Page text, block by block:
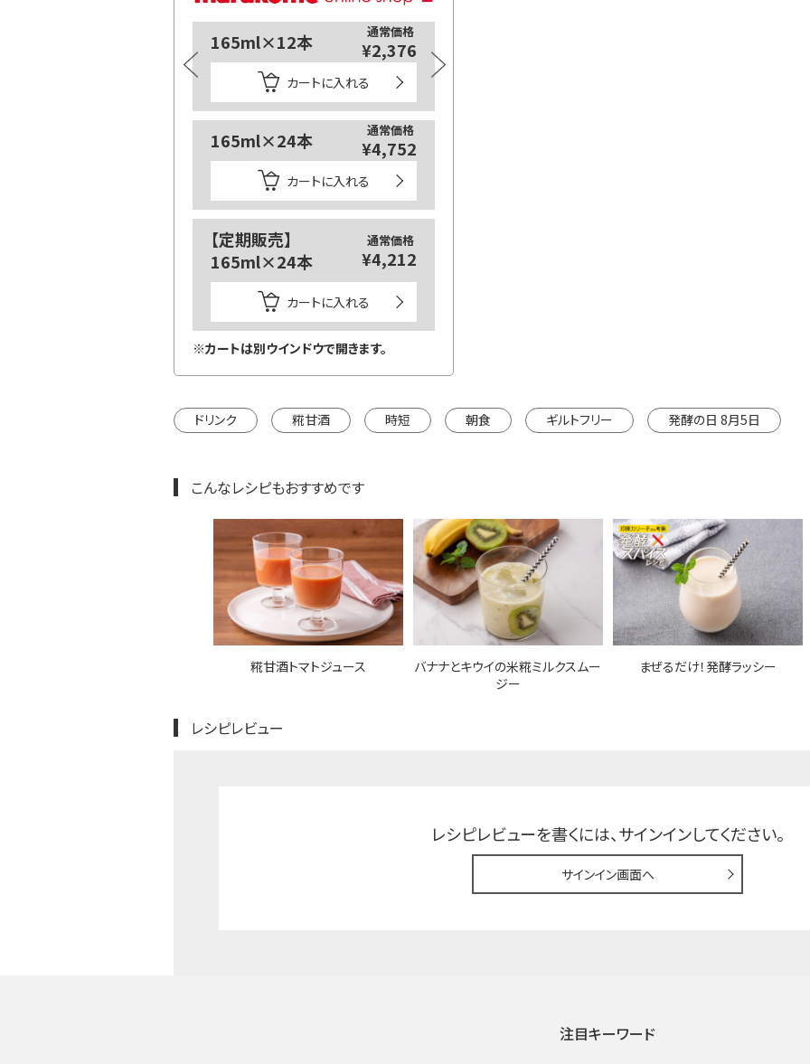
1000ml×6本 通常価格
¥4,482
カートに入れる
【定期販売】
1000ml×6本
通常価格
¥3,996
カートに入れる
※カートは別ウインドウで開きます。
ドリンク 糀甘酒 時短 朝食 ギルトフリー 発酵の日 8月5日
こんなレシピもおすすめです
糀甘酒トマトジュース
バナナとキウイの米糀ミルクスムー
ジー
まぜるだけ！発酵ラッシー
レシピレビュー
レシピレビューを書くには、サインインしてください。
サインイン画面へ
注目キーワード